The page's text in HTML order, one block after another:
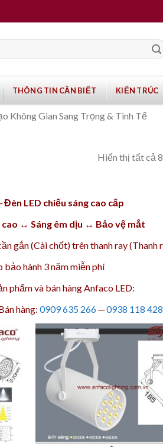
THÔNG TIN CẦN BIẾT KIẾN TRÚC
Không Gian Sang Trọng & Tinh Tế
Hiển thị tất cả
Đèn LED chiếu sáng cao cấp
↔ Sáng êm dịu ↔ Bảo vệ mắt
gắn (Cài chốt) trênthanh ray(Thanh
bảo hành 3 nămmiễn phí
phẩm và bán hàng Anfaco LED:
hàng: 0909 635 266─0938 118 428